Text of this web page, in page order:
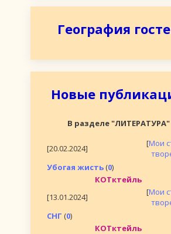
География
Новые
В разделе "ЛИТЕРАТУРА"
[20.02.2024] [Мои
Убогая жисть (0)
КОТктейль
[13.01.2024]
[Мои
СНГ (0)
КОТктейль